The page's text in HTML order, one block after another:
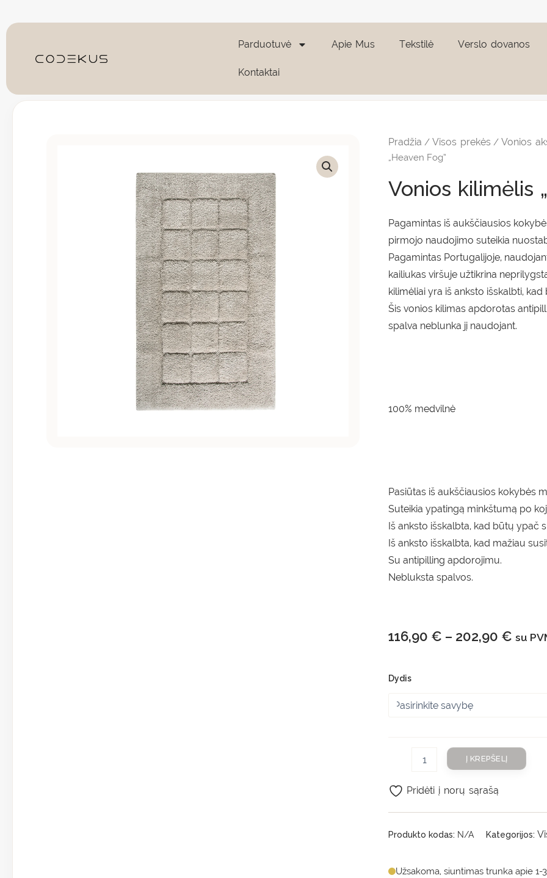
prie
Parduotuvė Apie Mus Tekstilė Verslo dovanos
Kontaktai
Pradžia /Visos prekės /Vonios
„Heaven Fog”
Vonios kilimėlis
Pagamintas iš aukščiausios
pirmojo naudojimo suteikia
Pagamintas Portugalijoje,
kailiukas viršuje užtikrina
kilimėliai yra iš anksto išskalbti,
Šis vonios kilimas apdorotas
spalva neblunka jį naudojant.
100% medvilnė
Pasiūtas iš aukščiausios kokybės
Suteikia ypatingą minkštumą po
Iš anksto išskalbta, kad būtų ypač
Iš anksto išskalbta, kad mažiau
Su antipilling apdorojimu.
Nebluksta spalvos.
116,90 € – 202,90 € su
Dydis
kilimėlis
"Heaven
Į KREPŠELĮ
Produkto kodas: N/A Kategorijos:
Užsakoma, siuntimas trunka apie 1-
Pridėti į norų sąrašą